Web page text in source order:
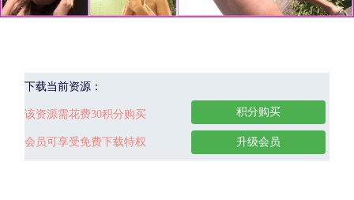
下载当前资源：
该资源需花费30积分购买
会员可享受免费下载特权
积分购买
升级会员